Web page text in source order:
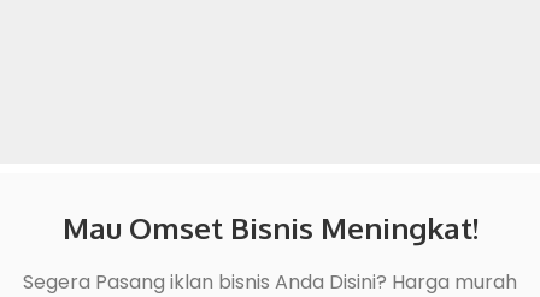
Mau Omset Bisnis Meningkat!
Segera Pasang iklan bisnis Anda Disini? Harga murah